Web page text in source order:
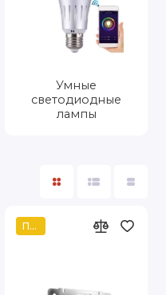
Умные
светодиодные
лампы
Популярный